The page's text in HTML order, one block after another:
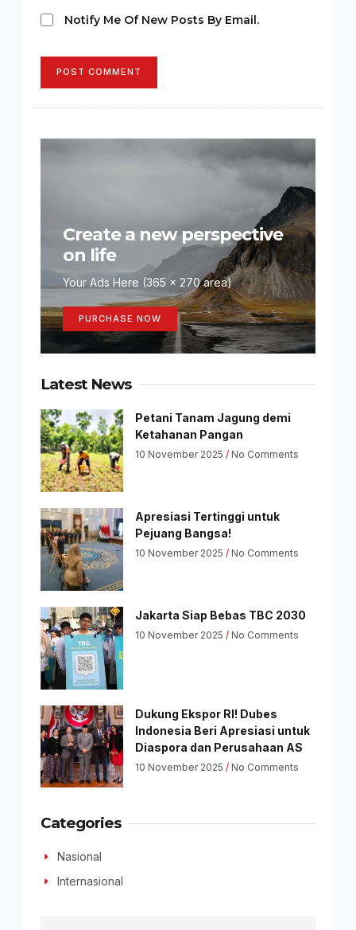
Notify Me Of New Posts By Email.
POST COMMENT
Create a new perspective
on life
Your Ads Here (365 x 270 area)
PURCHASE NOW
Latest News
Petani Tanam Jagung demi
Ketahanan Pangan
10 November 2025 No Comments
Apresiasi Tertinggi untuk
Pejuang Bangsa!
10 November 2025 No Comments
Jakarta Siap Bebas TBC 2030
10 November 2025 No Comments
Dukung Ekspor RI! Dubes
Indonesia Beri Apresiasi untuk
Diaspora dan Perusahaan AS
10 November 2025 No Comments
Categories
Nasional
Internasional